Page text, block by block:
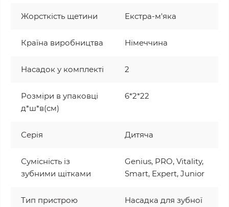
Жорсткість щетини Екстра-м'яка
Країна виробництва Німеччина
Насадок у комплекті 2
Розміри в упаковці
д*ш*в(см)
6*2*22
Серія Дитяча
Сумісність із
зубними щітками
Genius, PRO, Vitality,
Smart, Expert, Junior
Тип пристрою
Насадка для зубної